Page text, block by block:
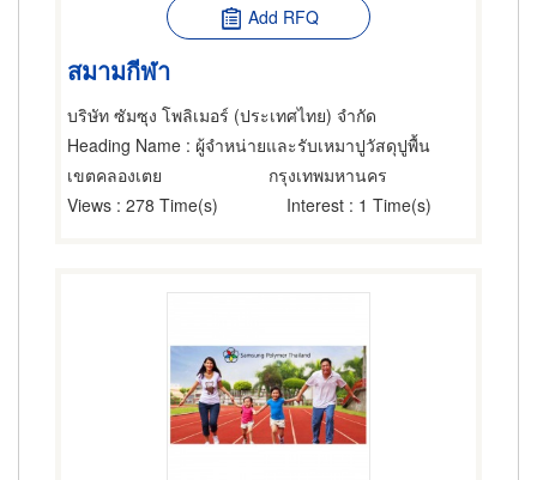
Add RFQ
สมามกีฬา
บริษัท ซัมซุง โพลิเมอร์ (ประเทศไทย) จำกัด
Heading Name : ผู้จำหน่ายและรับเหมาปูวัสดุปูพื้น
เขตคลองเตย
กรุงเทพมหานคร
Views : 278 Time(s) Interest : 1 Time(s)